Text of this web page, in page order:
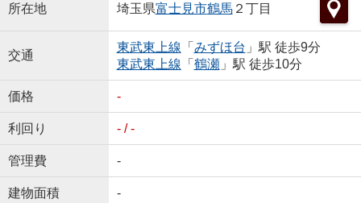
所在地 埼玉県富士見市鶴馬２丁目
交通
東武東上線 「 みずほ台 」駅 徒歩9分
東武東上線 「 鶴瀬」駅 徒歩10分
価格 -
利回り - / -
管理費 -
建物面積 -